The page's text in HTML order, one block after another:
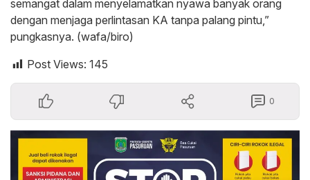
semangat dalam menyelamatkan nyawa banyak orang
dengan menjaga perlintasan KA tanpa palang pintu,”
pungkasnya. (wafa/biro)
Post Views: 145
0